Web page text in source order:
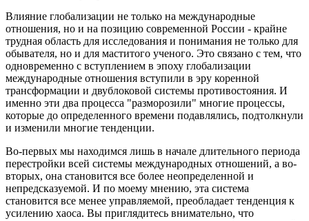
Влияние глобализации не только на международные
отношения, но и на позицию современной России - крайне
трудная область для исследования и понимания не только для
обывателя, но и для маститого ученого. Это связано с тем, что
одновременно с вступлением в эпоху глобализации
международные отношения вступили в эру коренной
трансформации и двублоковой системы противостояния. И
именно эти два процесса "разморозили" многие процессы,
которые до определенного времени подавлялись, подтолкнули
и изменили многие тенденции.
Во-первых мы находимся лишь в начале длительного периода
перестройки всей системы международных отношений, а во-
вторых, она становится все более неопределенной и
непредсказуемой. И по моему мнению, эта система
становится все менее управляемой, преобладает тенденция к
усилению хаоса. Вы приглядитесь внимательно, что